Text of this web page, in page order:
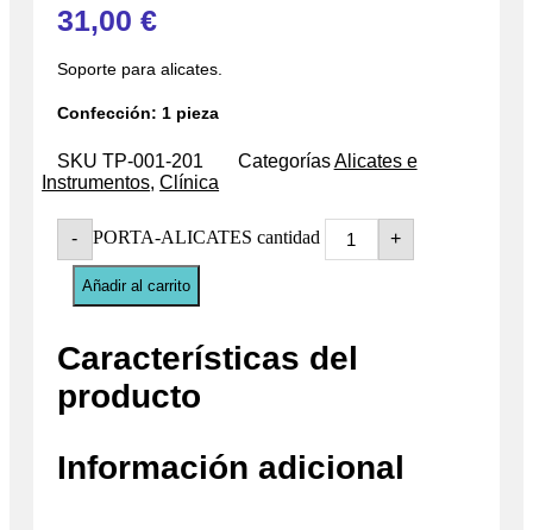
31,00 €
Soporte para alicates.
Confección: 1 pieza
SKU TP-001-201 Categorías Alicates e
Instrumentos,Clínica
- PORTA-ALICATES cantidad +
Añadir al carrito
Características del
producto
Información adicional